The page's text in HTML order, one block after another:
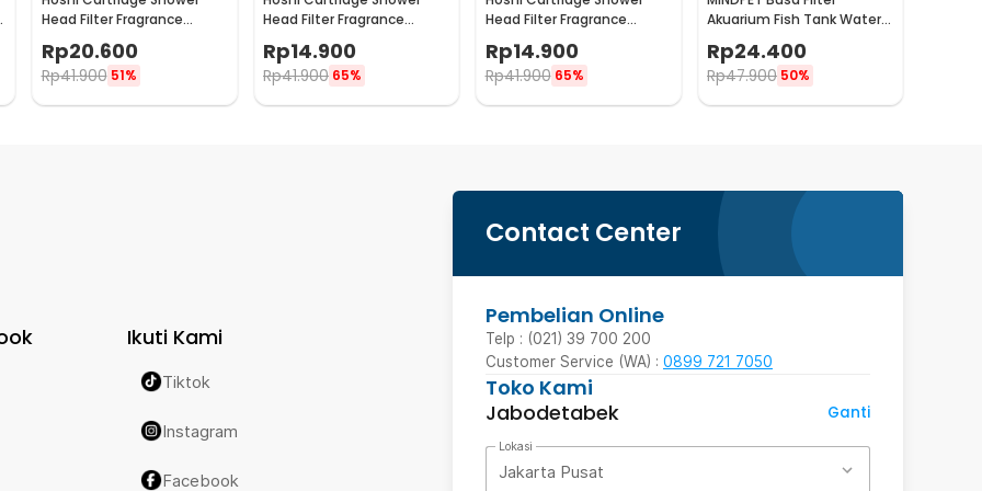
Head Filter Fragrance
Dechlorination Lavender -
H201
Rp20.600
Rp41.900 51%
Head Filter Fragrance
Rp14.900
Rp41.900 65%
Head Filter Fragrance
H201
Rp14.900
Rp41.900 65%
Akuarium Fish Tank Water
50x25x3cm - MP43
Rp24.400
Rp47.900 50%
Contact Center
Pembelian Online
Telp : (021) 39 700 200
Customer Service (WA) : 0899 721 7050
Toko Kami
Jabodetabek
Ganti
Lokasi
Jakarta Pusat
Ikuti Kami
Tiktok
Instagram
Facebook